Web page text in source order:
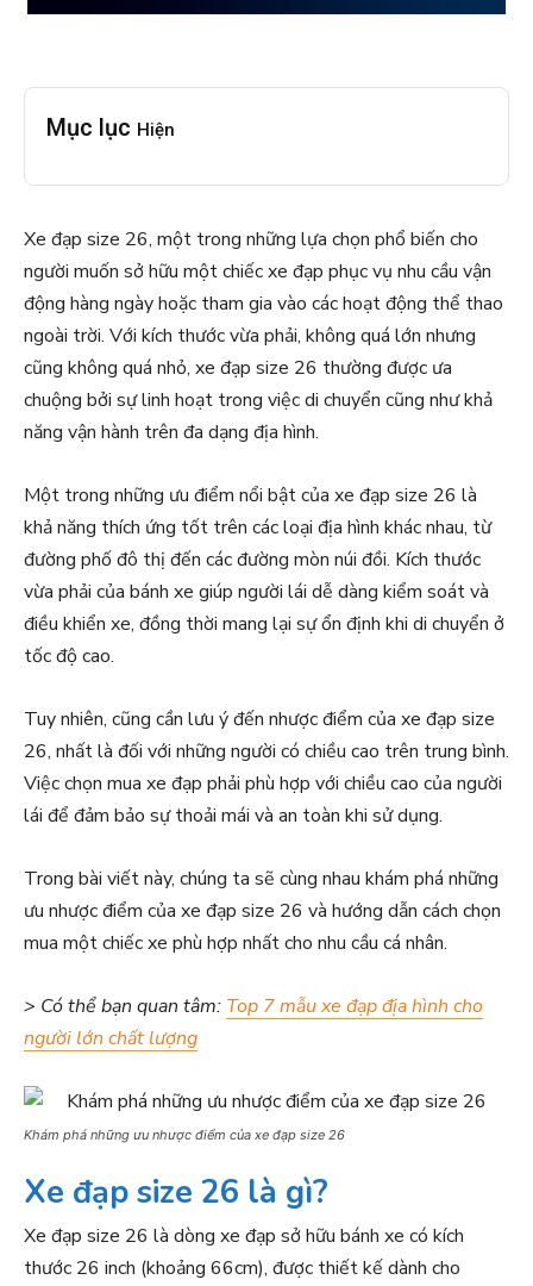
Mục lục Hiện
Xe đạp size 26, một trong những lựa chọn phổ biến cho
người muốn sở hữu một chiếc xe đạp phục vụ nhu cầu vận
động hàng ngày hoặc tham gia vào các hoạt động thể thao
ngoài trời. Với kích thước vừa phải, không quá lớn nhưng
cũng không quá nhỏ, xe đạp size 26 thường được ưa
chuộng bởi sự linh hoạt trong việc di chuyển cũng như khả
năng vận hành trên đa dạng địa hình.
Một trong những ưu điểm nổi bật của xe đạp size 26 là
khả năng thích ứng tốt trên các loại địa hình khác nhau, từ
đường phố đô thị đến các đường mòn núi đồi. Kích thước
vừa phải của bánh xe giúp người lái dễ dàng kiểm soát và
điều khiển xe, đồng thời mang lại sự ổn định khi di chuyển ở
tốc độ cao.
Tuy nhiên, cũng cần lưu ý đến nhược điểm của xe đạp size
26, nhất là đối với những người có chiều cao trên trung bình.
Việc chọn mua xe đạp phải phù hợp với chiều cao của người
lái để đảm bảo sự thoải mái và an toàn khi sử dụng.
Trong bài viết này, chúng ta sẽ cùng nhau khám phá những
ưu nhược điểm của xe đạp size 26 và hướng dẫn cách chọn
mua một chiếc xe phù hợp nhất cho nhu cầu cá nhân.
> Có thể bạn quan tâm: Top 7 mẫu xe đạp địa hình cho
người lớn chất lượng
Khám phá những ưu nhược điểm của xe đạp size 26
Xe đạp size 26 là gì?
Xe đạp size 26 là dòng xe đạp sở hữu bánh xe có kích
thước 26 inch (khoảng 66cm), được thiết kế dành cho